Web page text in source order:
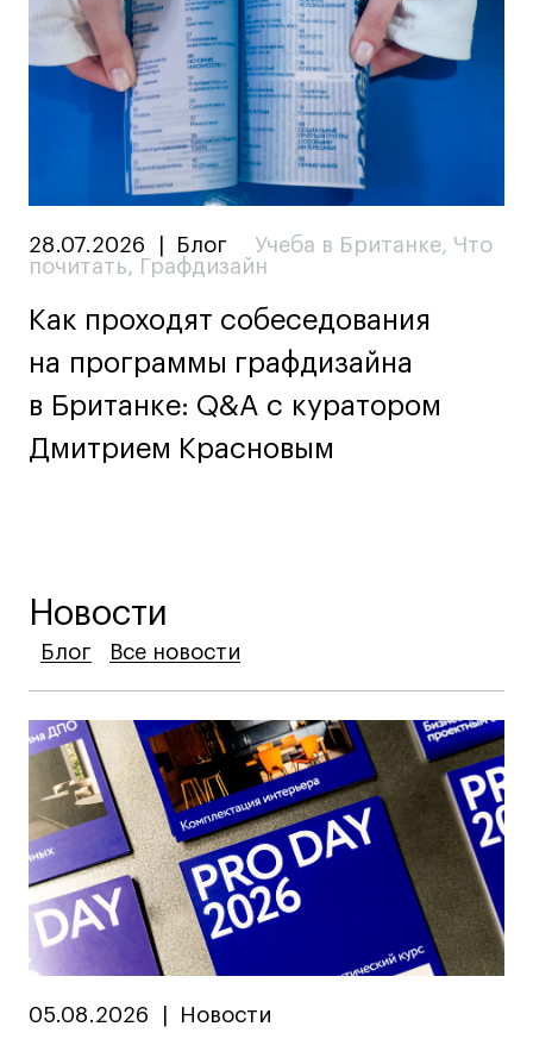
28.07.2026 Блог Учеба в Британке, Что
почитать, Графдизайн
Как проходят собеседования
на программы графдизайна
в Британке: Q&A c куратором
Дмитрием Красновым
Новости
Блог
Блог
Блог Все новости
Все новости
Все новости
05.08.2026 Новости